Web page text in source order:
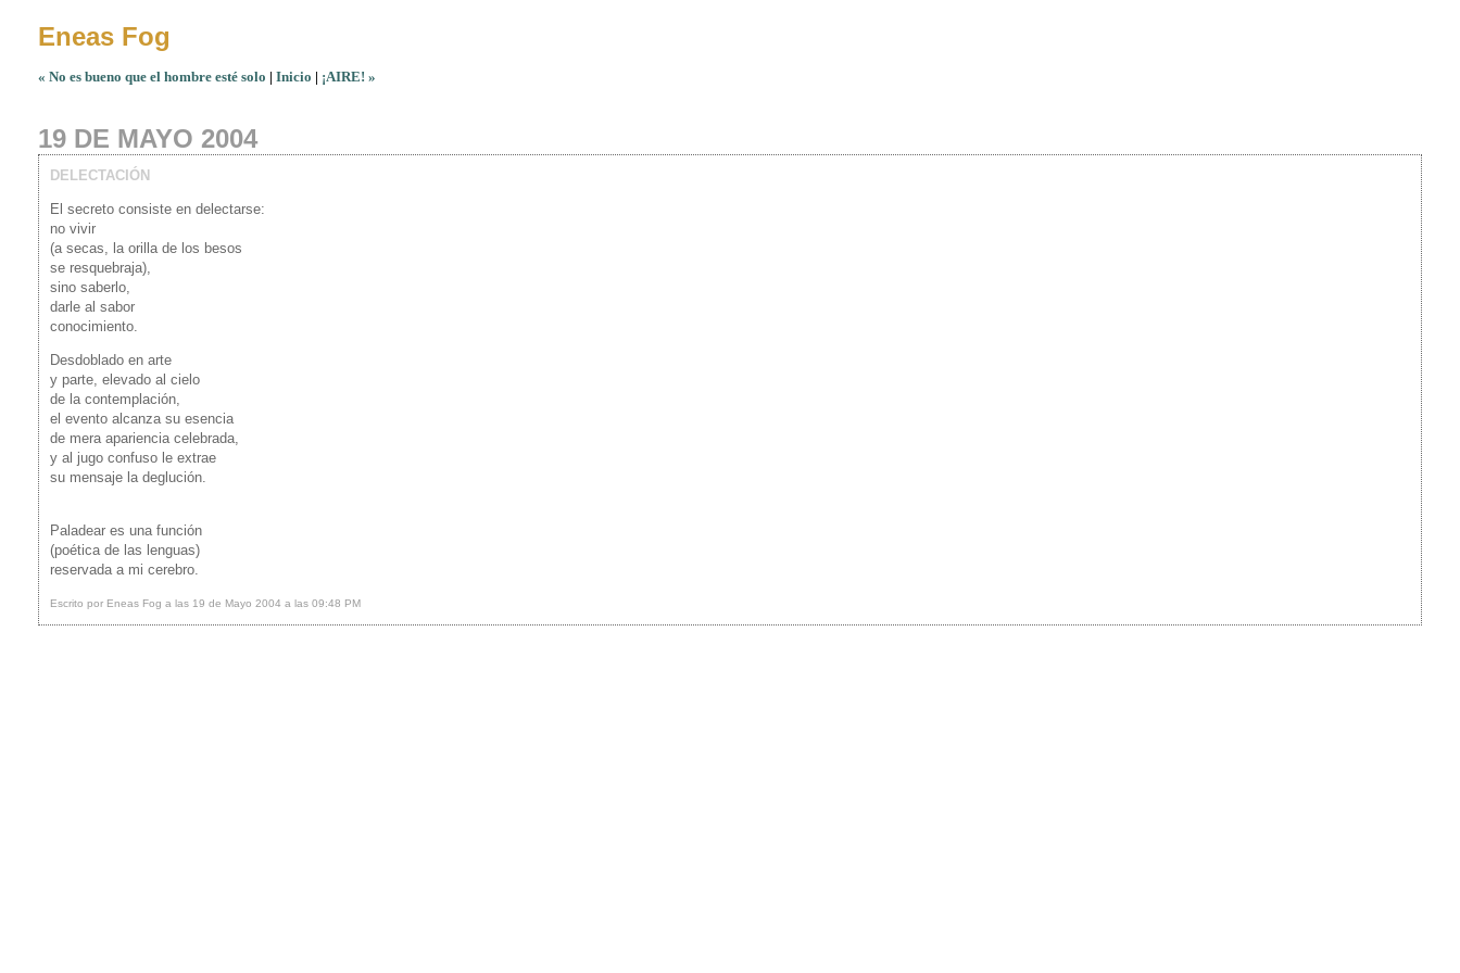
Eneas Fog
« No es bueno que el hombre esté solo | Inicio | ¡AIRE! »
19 DE MAYO 2004
DELECTACIÓN
El secreto consiste en delectarse:
no vivir
(a secas, la orilla de los besos
se resquebraja),
sino saberlo,
darle al sabor
conocimiento.
Desdoblado en arte
y parte, elevado al cielo
de la contemplación,
el evento alcanza su esencia
de mera apariencia celebrada,
y al jugo confuso le extrae
su mensaje la deglución.
Paladear es una función
(poética de las lenguas)
reservada a mi cerebro.
Escrito por Eneas Fog a las 19 de Mayo 2004 a las 09:48 PM